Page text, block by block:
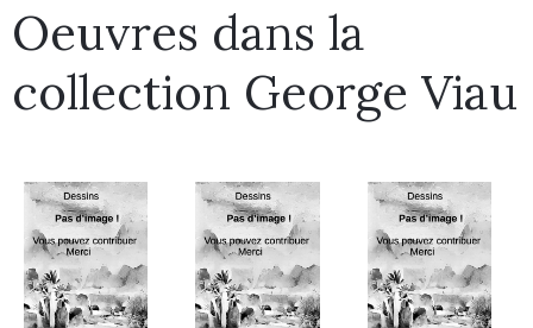
Oeuvres dans la
collection George Viau